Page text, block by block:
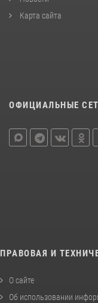
Карта сайта
ОФИЦИАЛЬНЫЕ
ПРАВОВАЯ И
О сайте
Об использовании